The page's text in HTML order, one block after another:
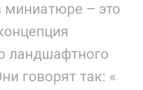
– это
ландшафтного
говорят так: «